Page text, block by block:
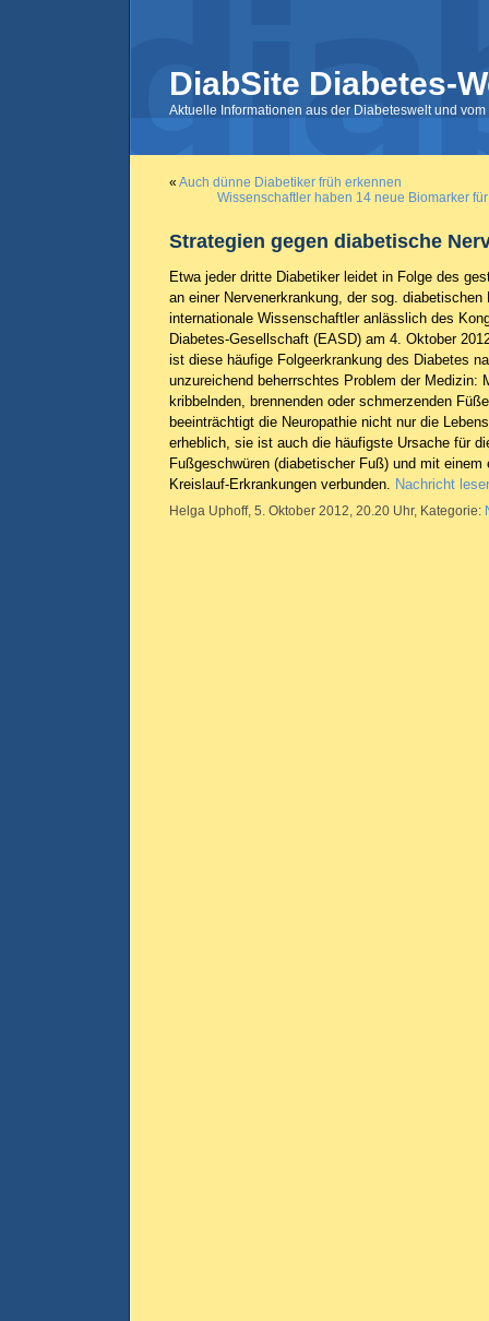
DiabSite Diabetes-
Aktuelle Informationen aus der Diabeteswelt und
« Auch dünne Diabetiker früh erkennen
Wissenschaftler haben 14 neue Biomarker
Strategien gegen diabetische
Etwa jeder dritte Diabetiker leidet in Folge des
an einer Nervenerkrankung, der sog. diabetischen
internationale Wissenschaftler anlässlich des
Diabetes-Gesellschaft (EASD) am 4. Oktober
ist diese häufige Folgeerkrankung des Diabetes
unzureichend beherrschtes Problem der Medizin:
kribbelnden, brennenden oder schmerzenden
beeinträchtigt die Neuropathie nicht nur die
erheblich, sie ist auch die häufigste Ursache für
Fußgeschwüren (diabetischer Fuß) und mit
Kreislauf-Erkrankungen verbunden. Nachricht
Helga Uphoff, 5. Oktober 2012, 20.20 Uhr, Kategorie: